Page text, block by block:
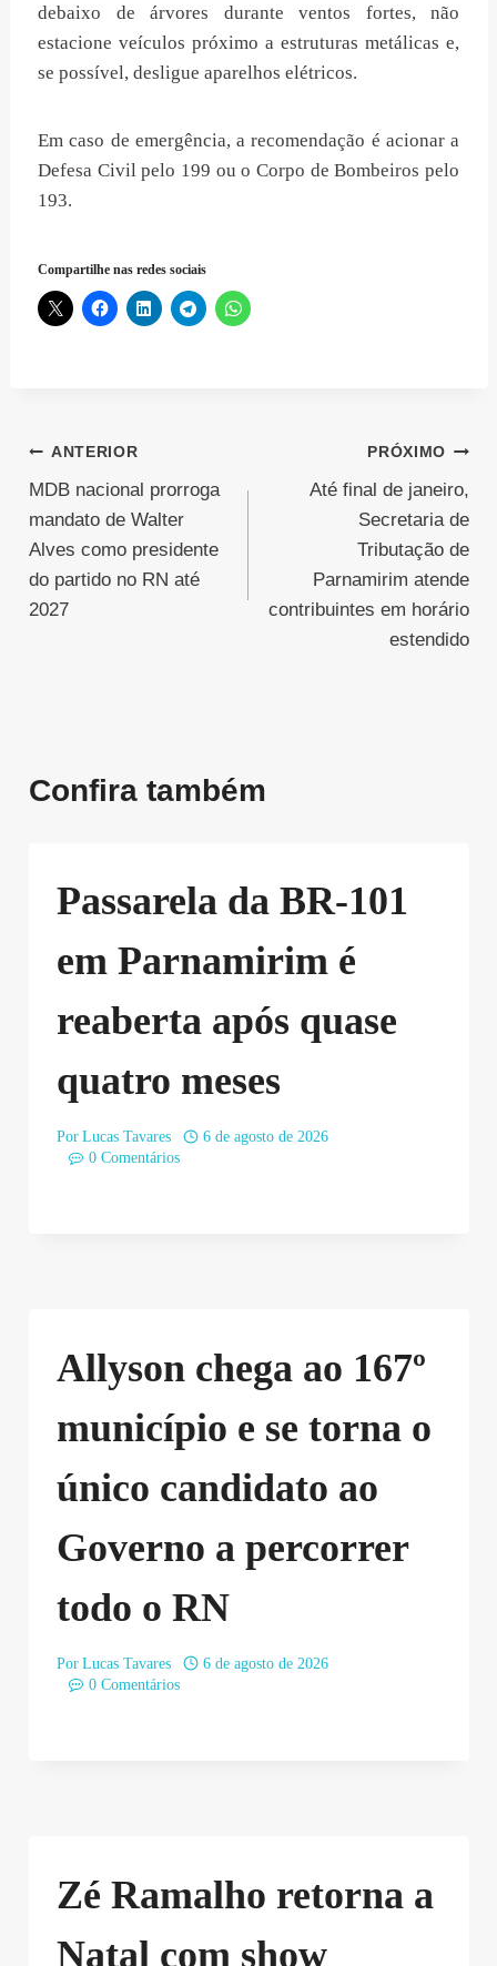
debaixo de árvores durante ventos fortes, não
estacione veículos próximo a estruturas metálicas e,
se possível, desligue aparelhos elétricos.
Em caso de emergência, a recomendação é acionar a
Defesa Civil pelo 199 ou o Corpo de Bombeiros pelo
193.
Compartilhe nas redes sociais
Navegação
de
Post
ANTERIOR
MDB nacional prorroga
mandato de Walter
Alves como presidente
do partido no RN até
2027
PRÓXIMO
Até final de janeiro,
Secretaria de
Tributação de
Parnamirim atende
contribuintes em horário
estendido
Confira também
Passarela da BR-101
em Parnamirim é
reaberta após quase
quatro meses
Por Lucas Tavares
6 de agosto de 2026
0 Comentários
Allyson chega ao 167º
município e se torna o
único candidato ao
Governo a percorrer
todo o RN
Por Lucas Tavares
6 de agosto de 2026
0 Comentários
Zé Ramalho retorna a
Natal com show